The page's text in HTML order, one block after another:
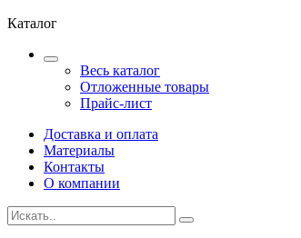
Каталог
Весь каталог
Отложенные товары
Прайс-лист
Доставка и оплата
Материалы
Контакты
О компании